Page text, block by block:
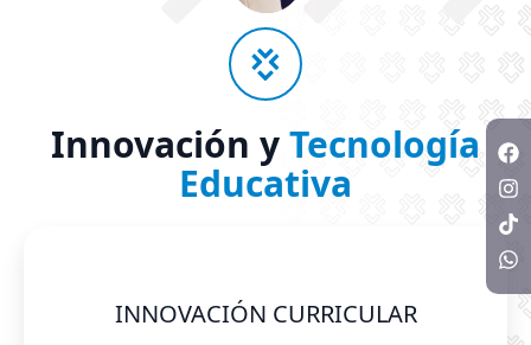
Innovación yTecnología
Educativa
INNOVACIÓN CURRICULAR